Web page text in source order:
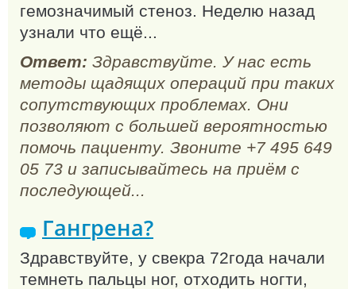
гемозначимый стеноз. Неделю назад
узнали что ещё...
Ответ: Здравствуйте. У нас есть
методы щадящих операций при таких
сопутствующих проблемах. Они
позволяют с большей вероятностью
помочь пациенту. Звоните +7 495 649
05 73 и записывайтесь на приём с
последующей...
Гангрена?
Здравствуйте, у свекра 72года начали
темнеть пальцы ног, отходить ногти,